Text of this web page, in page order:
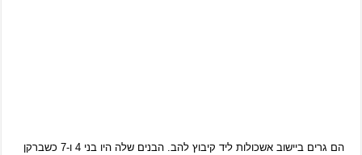
הם גרים ביישוב אשכולות ליד קיבוץ להב. הבנים שלה היו בני 4 ו-7 כשברקן